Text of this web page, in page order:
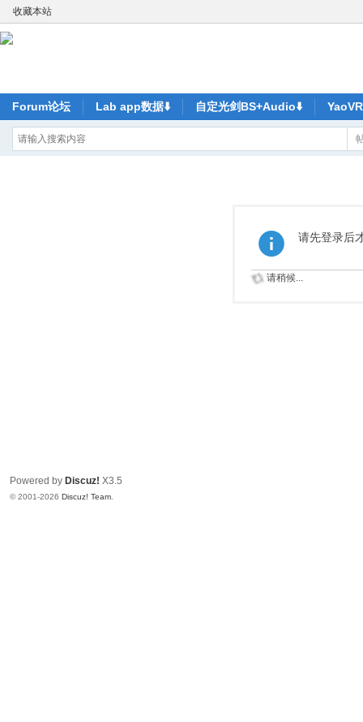
收藏本站
Forum论坛 Lab app数据⬇️ 自定光剑BS+Audio⬇️
请先登录后
请稍候...
Powered by Discuz! X3.5
© 2001-2026 Discuz! Team